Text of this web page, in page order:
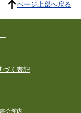
ページ上部へ戻る
づく表記
会館内